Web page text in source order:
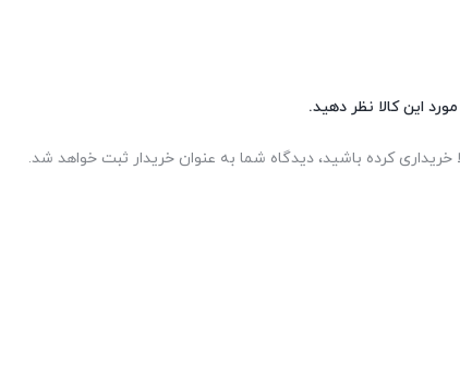
این کالا نظر دهید.
خریداری کرده باشید، دیدگاه شما به عنوان خریدار ثبت خواهد شد.